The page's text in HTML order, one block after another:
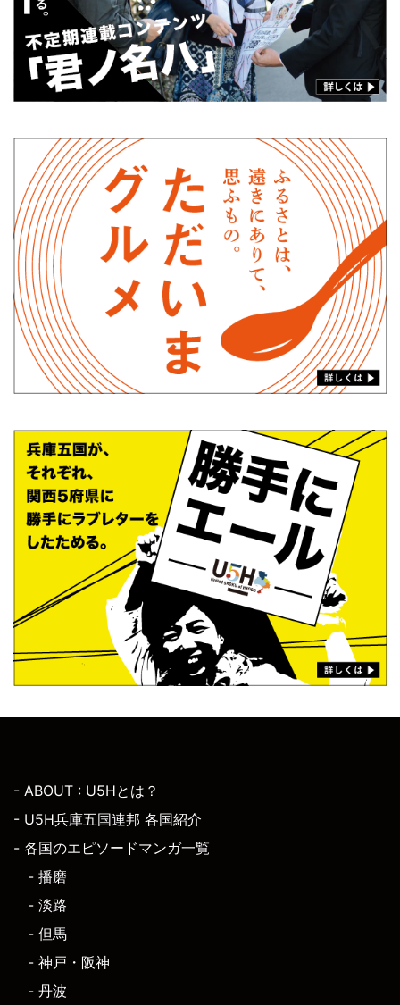
- ABOUT : U5Hとは？
- U5H兵庫五国連邦 各国紹介
- 各国のエピソードマンガ一覧
- 播磨
- 淡路
- 但馬
- 神戸・阪神
- 丹波